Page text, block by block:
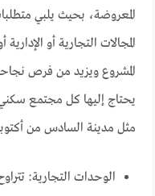
المعروضة، بحيث يلبي
المجالات التجارية أو
المشروع ويزيد من فرص
يحتاج إليها كل مجتمع
مثل مدينة السادس من
الوحدات التجارية: تتراوح